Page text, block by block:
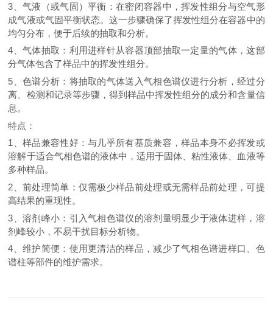
3、气液（或气固）平衡：在密闭容器中，挥发性组分与空气形
成气液或气固平衡状态。这一步骤确保了挥发性组分在容器中的
均匀分布，便于后续的抽取和分析。
4、气体抽取：利用进样针从容器顶部抽取一定量的气体，这部
分气体包含了样品中的挥发性组分。
5、色谱分析：将抽取的气体送入气相色谱仪进行分析，经过分
离、检测和记录等步骤，得到样品中挥发性组分的成分和含量信
息。
特点：
1、样品兼容性好：与几乎所有基质兼容，样品本身不必挥发或
溶解于适合气相色谱的液体中，适用于固体、粘性液体、血液等
多种样品。
2、前处理简单：仅需极少样品前处理或无需样品前处理，可提
高结果的重现性。
3、溶剂峰小：引入气相色谱仪的溶剂量明显少于液体进样，溶
剂峰较小，不易干扰目标分析物。
4、维护简便：使用更清洁的样品，减少了气相色谱进样口、色
谱柱等部件的维护需求。